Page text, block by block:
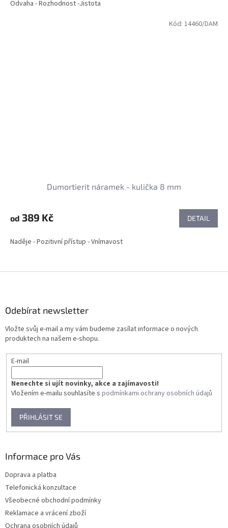
Odvaha - Rozhodnost -Jistota
Dumortierit náramek - kulička 8 mm
od 389 Kč DETAIL
Naděje - Pozitivní přístup - Vnímavost
Kód: 14460/DAM
Odebírat newsletter
Vložte svůj e-mail a my vám budeme zasílat informace o nových
produktech na našem e-shopu.
E-mail
Nenechte si ujít novinky, akce a zajímavosti!
Vložením e-mailu souhlasíte s podmínkami ochrany osobních údajů
PŘIHLÁSIT SE
Informace pro Vás
Doprava a platba
Telefonická konzultace
Všeobecné obchodní podmínky
Reklamace a vrácení zboží